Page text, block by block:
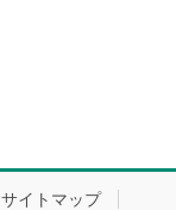
サイトマップ